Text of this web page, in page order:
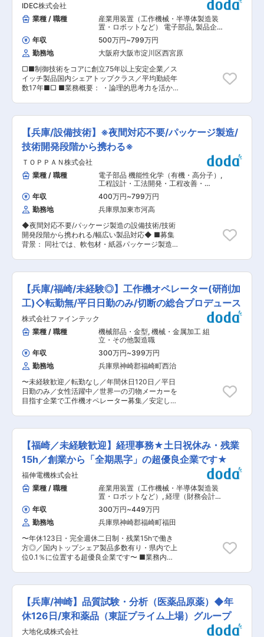
<Bifesta/ビフェスタ> 素肌から輝きたい女性に、
キレイを楽しむクレンジングシーンを提案するブ
ランドとして2011年に誕生。現在では、日本だけ
ではなく、アジア各国で支持されています 変更の
範囲：会社の定める業務
れる方の多くは、異業界からの未経験者です。 入
社後は、原料の配合方法や機械の操作、梱包作業
などを基礎から丁寧に学んでいただきます。基本
的に一人で作業を行うことはなく、常に周囲に質
問できる環境が整っているため、未経験の方でも
安心して、できる業務を一つずつ着実に広げてい
くことができます。 ▼お仕事内容 ご入社後に希
望や適性、組織構成から下記3部署のいずれかに
配属いたします。 （1）原料の配合 定められたレ
シピを基に原料を計り、機械で混合します。 天然
素材を使っているため、季節や天候に合わせて
を運んでいただく場合がございます。 （2）成型
（機械操作） 定められた大きさ、形になるように
機械で成型し、加熱処理を行います。ペットが安
全に食べられる品質を左右する重要な工程です。
（3）梱包 販売用に出来上がったペットフードを
袋詰めする作業です。 ▼働き方 ・年間休日は127
日で土日祝はお休みです。また、交代勤務のため
時間が来たら交代し、残業は月10時間ほどです。
・「この日は家族と過ごしたい」などプライベー
トの予定がある場合は、シフトの変更も相談可能
です。 ▼企業説明 ◎当社を含め国内３社・海外１
社からなる“カミハタ養魚グループ”は、観賞魚の
生体卸と観賞魚フードに関して国内トップシェア
プが誇る観賞魚用フード『Hikari』シリーズは、
国内に留まらず、海外約70の国と地域で愛用され
会社の定める業務
IDEC株式会社
業種 / 職種
産業用装置（工作機械・半導体製造装
置・ロボットなど） 電子部品, 製品企
画・プロジェクトマネージャー（機
械）
年収 500万円~799万円
勤務地
大阪府大阪市淀川区西宮原
□■制御技術をコアに創立75年以上安定企業／ス
イッチ製品国内シェアトップクラス／平均勤続年
数17年■□ ■業務概要： ・論理的思考力を活か
す ・メカニカル設計経験者を採用し、若手人材の
育成を加速 ■業務詳細： ・生産部門と協力し、
担当製品のVA/VEおよびコストダウン施策を企
画、実行 ・部品ライブラリーの最適化、共通化に
よるコスト削減と品質安定化の推進 ・金型更新に
伴う現状分析と改良設計の実現 ・顧客要望に基づ
く製品設計対応 ■当ポジションの特徴： ・製品
の価値を最大化する設計改善のプロフェッショナ
ルとして業務を行っていただきます。 ・生産性向
上や品質安定化、コストダウンを設計者視点で実
現する重要ポジションです。 ・生産、購買、開
発、品質保証など複数部門と連携し、VAVE活動
の中心として活躍していただきます。 ・各部門か
ら信頼される、影響力のある役割となります。 ■
当社について： ＜事業多角＆ニッチ分野のトップ
クラス＞ 制御機器分野におけるスイッチ製品で
サーが当社の主力製品。新しいことへの挑戦も積
極的です。 ＜グローバル企業＞ 海外売上比率
50％／海外社員比率71％／フランス子会社とのシ
ナジー強化を進めています。 ＜健康経営＞ 年間
休日127日、有休取得率80％必達。本社にはジ
ム、ガーデン、シェフ常駐のカフェテリア、診療
施設等を備え社員の健康促進を応援しています。
変更の範囲：会社の定める業務
【兵庫/設備技術】※夜間対応不要/パッケージ製造/
技術開発段階から携わる※
ＴＯＰＰＡＮ株式会社
業種 / 職種
電子部品 機能性化学（有機・高分子） ,
工程設計・工法開発・工程改善・
IE（その他） 設備立ち上げ・設計（機
械設計）
年収 400万円~799万円
勤務地
兵庫県加東市河高
◆夜間対応不要/パッケージ製造の設備技術/技術
開発段階から携われる/幅広い製品対応◆ ■募集
背景： 同社では、軟包材・紙器パッケージ製造工
での設備技術業務をお任せいたします。 生産性向
上に向けた設備導入、工程設計、設備開発、生産
技術開発、技術開発段階から携わることができま
す。 食品・トイレタリーなどの一般包装材料から
産業資材まで幅広い製品に対応するため、幅広い
技術知識を活かせるポジションです。 ■職務詳
細： ・ 設備技術業務：新規設備の構想・計画立
案、稟議書作成・ライン設計、導入・立ち上げ ・
既存設備の維持管理（生産機、インフラ設備） ・
新設備の立ち上げ・工程能力評価 ■組織体制：同
社の技術部門は、経験豊富な技術者が多数在籍し
ており、チームワークを重視しています。 各担当
者が専門分野を持ち、協力しながら業務を進めて
います。 全社の研究開発部門とも連携し、新たな
技術開発にも積極的に取り組んでいます。 生産技
術チーム、設備技術チームに分かれており、今回
応：設備のメインテナンスは協力会社にて対応し
ます。 長期休暇の出勤：設備導入は工場停止時に
行う為、長期休暇は出勤の可能性がありますが、
別日にて代休が取れる環境です。 転勤：当面の転
勤・異動はございません。 ■キャリアパス： 工
場技術のスペシャリストとしてのキャリアを積む
ことができ、将来的には技術部門のリーダーやマ
ネージャーとしてのポジションも目指せます。 ま
た、同社では社内外の研修や資格取得支援も行っ
ており、自己成長をサポートする体制が整ってい
ます。
【兵庫/福崎/未経験◎】工作機オペレーター(研削加
工)◇転勤無/平日日勤のみ/切断の総合プロデュース
株式会社ファインテック
業種 / 職種
機械部品・金型, 機械・金属加工 組
立・その他製造職
年収
300万円~399万円
勤務地
兵庫県神崎郡福崎町西治
〜未経験歓迎／転勤なし／年間休日120日／平日
日勤のみ／女性活躍中／世界一の刃物メーカーを
目指す企業で工作機オペレーター募集／安定した
断品質を追求する産業用刃物のメーカーです。刃
物は、試作品から量産品まで生産しています。 具
体的には、お客様の求める切断品質、並びに、各
種加工品の寸法精度を確保し、量産製造いたしま
す。製品は多岐成長分野にわたり、当社の製品を
御満足に御使用いただいていています。 今回の求
人では、製造技術部のメンバーとなっていただ
き、お客様へ提供する製品の製造を担っていただ
きます。製造部門は半数以上は女性であり、女性
が活躍できる職場です。どうか、私どもと一緒に
ＷinＷinに成長されるお客様へ、安定した品質の
色々な製品を提供して感動される、そのようなモ
ノづくりを一緒にしてみませんか。 ●部署の組織
構成： 関西工場の関西一課には10名が在籍して
います。(管理職：2名、一般職：2名、パート：6
名） ●企業魅力： 当社は、「切断の現象を探求
ゆる切断現場の課題解決に挑み続ける世界最大の
刃物メーカーを築く！」をビジョンに掲げ、「世
界中のお客様の良きパートナーとして刃物で切断
工程に革命をもたらし、社会と人類に貢献する」
【福崎／未経験歓迎】経理事務★土日祝休み・残業
15h／創業から「全期黒字」の超優良企業です★
福伸電機株式会社
業種 / 職種
産業用装置（工作機械・半導体製造装
置・ロボットなど） , 経理（財務会計）
経理事務・財務アシスタント
年収 300万円~449万円
勤務地
兵庫県神崎郡福崎町福田
〜年休123日・完全週休二日制・残業15hで働き
方◎／国内トップシェア製品多数有り・県内で上
位0.1％に位置する超優良企業です〜 ■業務内
当頂きます。 ＜具体的には＞ ・各事業部の売
上・仕入、システム入力内容の確認とフォロー ・
全社、支払申請、経費申請の処理内容の査証とフ
ォロー ・財務会計、日次・月次・年次仕訳入力、
顧問税理士との確認の上、経理処理 ・管理会計目
標管理体制の運営事務作業 ・減税申請、補助金、
【兵庫/神崎】品質試験・分析（医薬品原薬）◆年
休126日/東和薬品（東証プライム上場）グループ
大地化成株式会社